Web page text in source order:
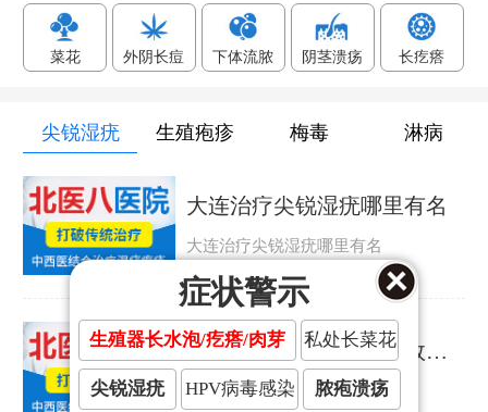
菜花 外阴长痘 下体流脓 阴茎溃疡 长疙瘩
尖锐湿疣 生殖疱疹 梅毒 淋病
大连治疗尖锐湿疣哪里有名
大连治疗尖锐湿疣哪里有名
大连治疗尖锐湿疣哪里效果好
大连治疗尖锐湿疣哪里效果好
症状警示
生殖器长水泡/疙瘩/肉芽 私处长菜花
尖锐湿疣 HPV病毒感染
脓疱溃疡